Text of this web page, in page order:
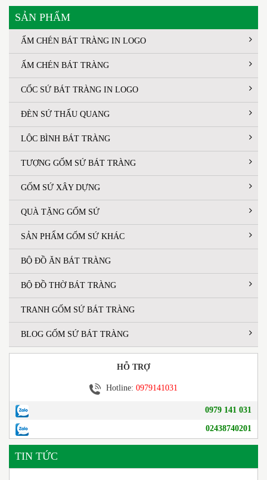
SẢN PHẨM
ẤM CHÉN BÁT TRÀNG IN LOGO
ẤM CHÉN BÁT TRÀNG
CỐC SỨ BÁT TRÀNG IN LOGO
ĐÈN SỨ THẤU QUANG
LỘC BÌNH BÁT TRÀNG
TƯỢNG GỐM SỨ BÁT TRÀNG
GỐM SỨ XÂY DỰNG
QUÀ TẶNG GỐM SỨ
SẢN PHẨM GỐM SỨ KHÁC
BỘ ĐỒ ĂN BÁT TRÀNG
BỘ ĐỒ THỜ BÁT TRÀNG
TRANH GỐM SỨ BÁT TRÀNG
BLOG GỐM SỨ BÁT TRÀNG
HỖ TRỢ
Hotline: 0979141031
0979 141 031
02438740201
TIN TỨC